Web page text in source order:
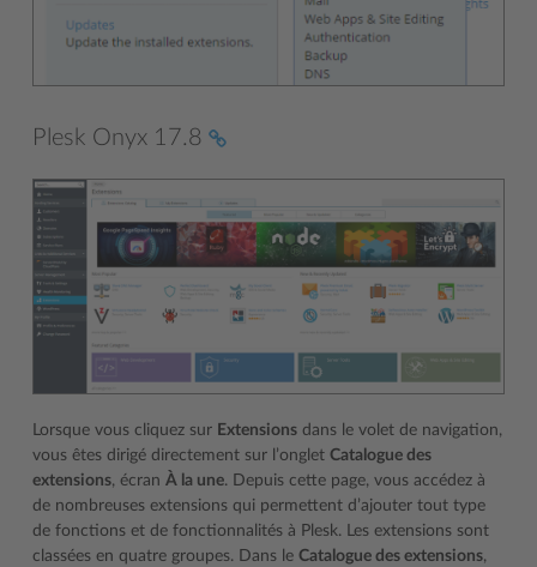
Plesk Onyx 17.8
Lorsque vous cliquez sur Extensions dans le volet de navigation,
vous êtes dirigé directement sur l’onglet Catalogue des
extensions, écran À la une. Depuis cette page, vous accédez à
de nombreuses extensions qui permettent d’ajouter tout type
de fonctions et de fonctionnalités à Plesk. Les extensions sont
classées en quatre groupes. Dans le Catalogue des extensions,